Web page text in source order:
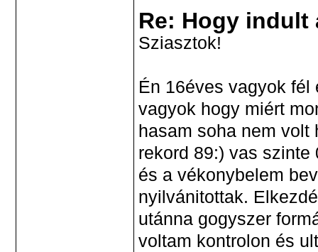
Re: Hogy indult
Sziasztok!
Én 16éves vagyok
vagyok hogy miért
hasam soha nem volt
rekord 89:) vas
és a vékonybelem
nyilvánitottak.
utánna gogyszer
voltam kontrolon és